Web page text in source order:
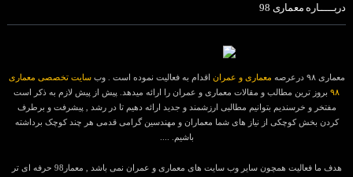
دربـــــاره معماری 98
معماری ۹۸ درعرصه معماری و عمران اقدام به فعالیت نموده است . وبسایت تخصصی معماری
۹۸ بروز ترین مطالب و مقالات معماری و عمران را ارائه میدهد. پیش از پیش لازم به ذکر است
مفتخر و خرسندیم بتوانیم مطالبی ارزشمند و جدید ارائه دهیم تا در رشد , پیشرفت و برطرف
کردن بخش کوچکی از نیاز های شما معماران و مهندسین گرامی قدمی هر چند کوچک برداشته
باشیم. ....
هدف ما فعالیت همچون سایر وب سایت های معماری و عمران نمی باشد , معمار98 حرفه ای تر